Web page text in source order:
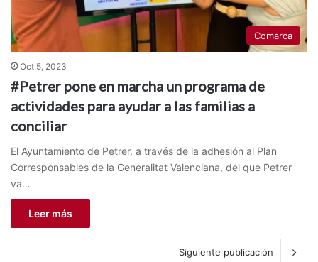
Comarca
Oct 5, 2023
#Petrer pone en marcha un programa de
actividades para ayudar a las familias a
conciliar
El Ayuntamiento de Petrer, a través de la adhesión al Plan
Corresponsables de la Generalitat Valenciana, del que Petrer
va…
Leer más
Siguiente publicación